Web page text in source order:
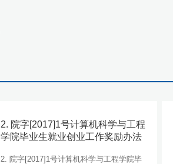
2. 院字[2017]1号计算机科学与工程
学院毕业生就业创业工作奖励办法
2. 院字[2017]1号计算机科学与工程学院毕
【组图】春至山科 生机勃勃